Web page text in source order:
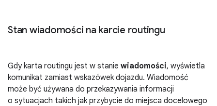
Stan wiadomości na karcie routingu
Gdy karta routingu jest w stanie wiadomości, wyświetla
komunikat zamiast wskazówek dojazdu. Wiadomość
może być używana do przekazywania informacji
o sytuacjach takich jak przybycie do miejsca docelowego